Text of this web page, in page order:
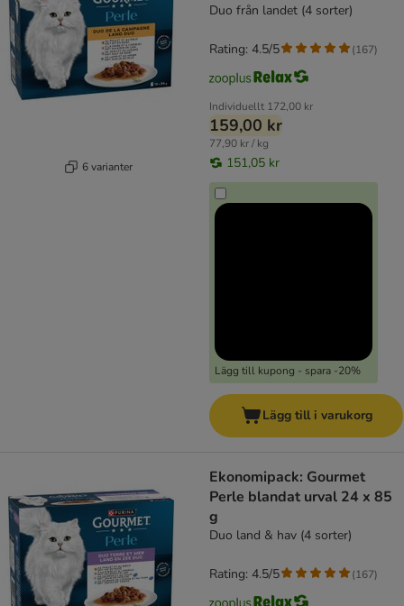
6 varianter
Duo från landet (4 sorter)
Individuellt 172,00 kr
159,00 kr
77,90 kr / kg
151,05 kr
Lägg till kupong - spara -20%
Rating: 4.5/5 (167)
Lägg till i varukorg
Ekonomipack: Gourmet
Perle blandat urval 24 x 85
g
Duo land & hav (4 sorter)
Rating: 4.5/5 (167)